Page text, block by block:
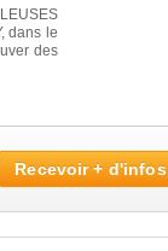
dans le
des
Recevoir + d'infos